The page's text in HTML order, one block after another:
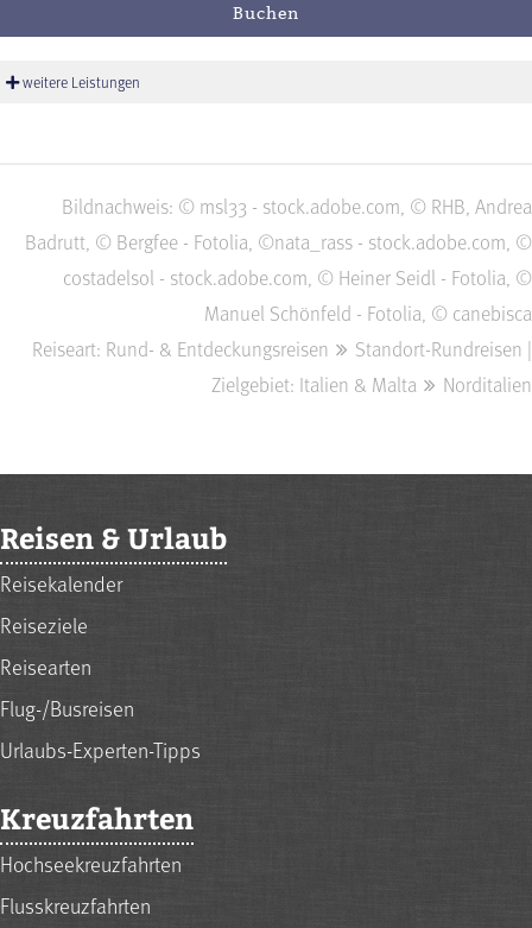
Buchen
weitere Leistungen
Bildnachweis: © msl33 - stock.adobe.com, © RHB, Andrea
Badrutt, © Bergfee - Fotolia, ©nata_rass - stock.adobe.com, ©
costadelsol - stock.adobe.com, © Heiner Seidl - Fotolia, ©
Manuel Schönfeld - Fotolia, © canebisca
Reiseart: Rund- & Entdeckungsreisen
Standort-Rundreisen |
Zielgebiet: Italien & Malta
Norditalien
Reisen & Urlaub
Reisekalender
Reiseziele
Reisearten
Flug-/Busreisen
Urlaubs-Experten-Tipps
Kreuzfahrten
Hochseekreuzfahrten
Flusskreuzfahrten